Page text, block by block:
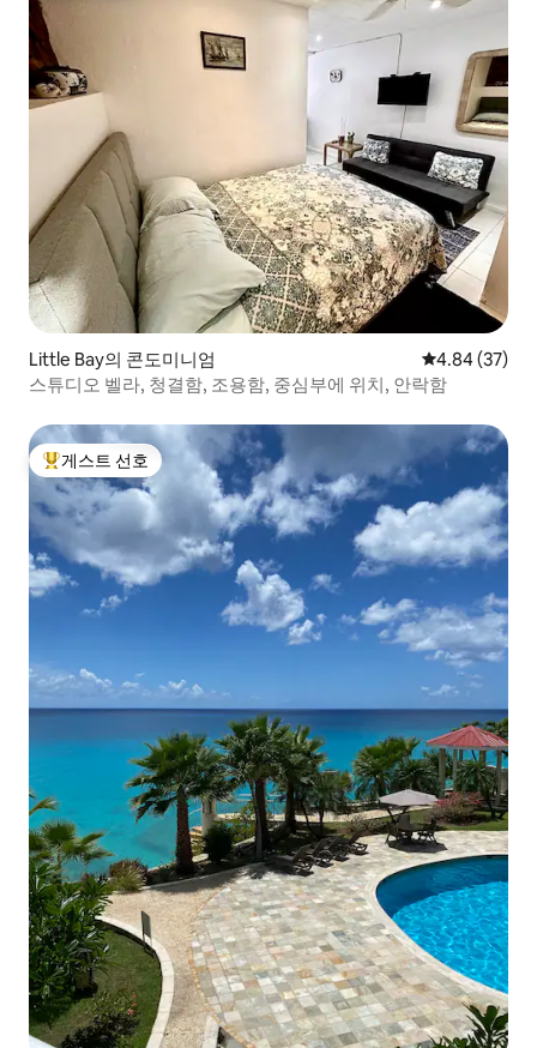
Little Bay의 콘도미니엄 평점 4.84점(5
4.84 (37)
스튜디오 벨라, 청결함, 조용함, 중심부에 위치, 안락함
상위 게스트 선호
게스트 선호